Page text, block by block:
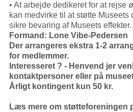
• At arbejde dedikeret for at rejse
kan medvirke til at støtte Museets
sikre bevaring af Museets effekter.
Formand: Lone Vibe-Pedersen
Der arrangeres ekstra 1-2
for medlemmer.
Interesseret ? - Henvend jer
kontaktpersoner eller på
Årligt kontingent kun 50 kr.
Læs mere om støtteforeningen